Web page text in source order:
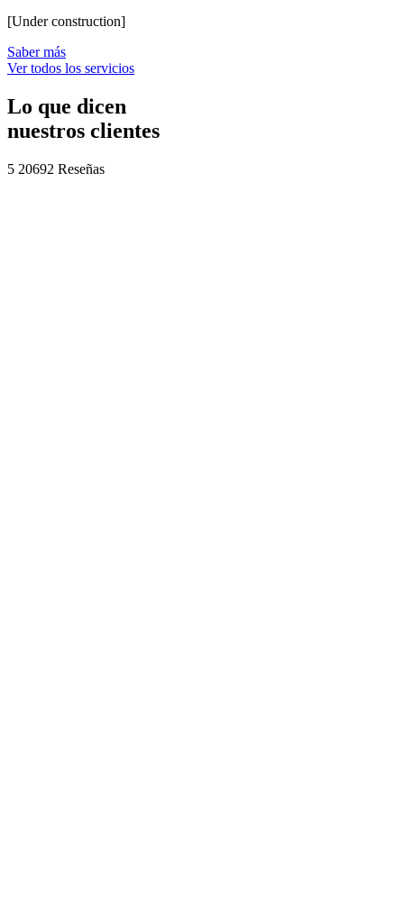
[Under construction]
Saber más
Ver todos los servicios
Lo que dicen
nuestros clientes
5 20692 Reseñas